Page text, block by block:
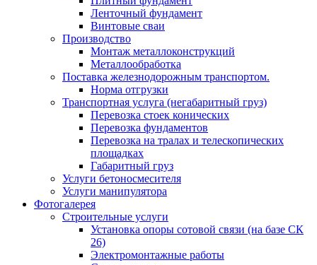
Ленточный фундамент
Винтовые сваи
Производство
Монтаж металлоконструкций
Металлообработка
Поставка железнодорожным транспортом.
Норма отгрузки
Транспортная услуга (негабаритный груз)
Перевозка стоек конических
Перевозка фундаментов
Перевозка на тралах и телескопических
площадках
Габаритный груз
Услуги бетоносмесителя
Услуги манипулятора
Фотогалерея
Строительные услуги
Установка опоры сотовой связи (на базе СК
26)
Электромонтажные работы